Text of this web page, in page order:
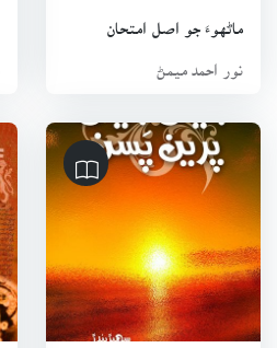
ماڻهوءَ جو اصل امتحان
نور احمد ميمڻ